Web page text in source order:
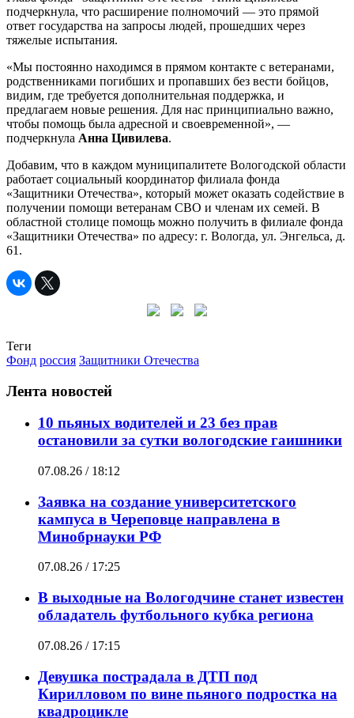
подчеркнула, что расширение полномочий — это прямой
ответ государства на запросы людей, прошедших через
тяжелые испытания.
«Мы постоянно находимся в прямом контакте с ветеранами,
родственниками погибших и пропавших без вести бойцов,
видим, где требуется дополнительная поддержка, и
предлагаем новые решения. Для нас принципиально важно,
чтобы помощь была адресной и своевременной», —
подчеркнула Анна Цивилева.
Добавим, что в каждом муниципалитете Вологодской области
работает социальный координатор филиала фонда
«Защитники Отечества», который может оказать содействие в
получении помощи ветеранам СВО и членам их семей. В
областной столице помощь можно получить в филиале фонда
«Защитники Отечества» по адресу: г. Вологда, ул. Энгельса, д.
61.
Теги
Фонд россия Защитники Отечества
Лента новостей
10 пьяных водителей и 23 без прав
остановили за сутки вологодские гаишники
07.08.26 / 18:12
Заявка на создание университетского
кампуса в Череповце направлена в
Минобрнауки РФ
07.08.26 / 17:25
В выходные на Вологодчине станет известен
обладатель футбольного кубка региона
07.08.26 / 17:15
Девушка пострадала в ДТП под
Кирилловом по вине пьяного подростка на
квадроцикле